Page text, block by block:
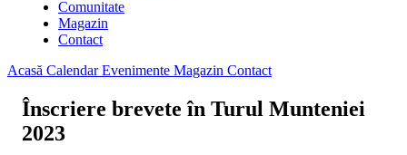
Comunitate
Magazin
Contact
Acasă CalendarEvenimente Magazin Contact
Înscriere brevete în Turul Munteniei
2023